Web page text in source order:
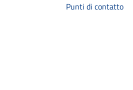
Punti di contatto